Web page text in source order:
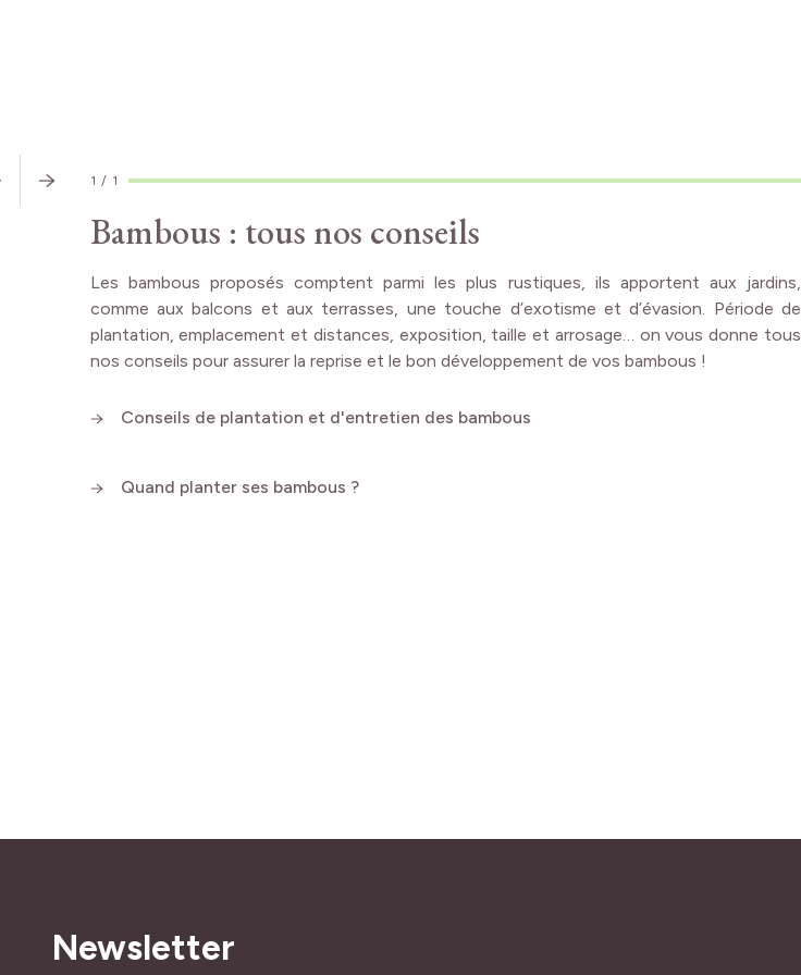
1 / 1
Bambous : tous nos conseils
Les bambous proposés comptent parmi les plus rustiques, ils apportent aux jardins,
comme aux balcons et aux terrasses, une touche d’exotisme et d’évasion. Période de
plantation, emplacement et distances, exposition, taille et arrosage… on vous donne tous
nos conseils pour assurer la reprise et le bon développement de vos bambous !
Conseils de plantation et d'entretien des bambous
Quand planter ses bambous ?
Newsletter